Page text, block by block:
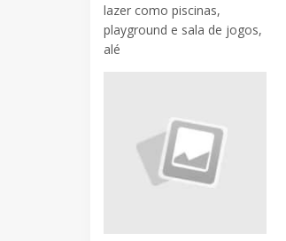
lazer como piscinas,
playground e sala de jogos,
alé